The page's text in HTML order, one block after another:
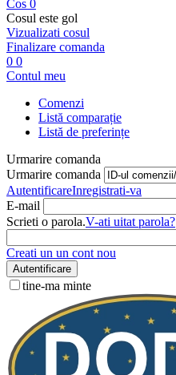
Cos 0
Cosul este gol
Vizualizati cosul
Finalizare comanda
0 0
Contul meu
Comenzi
Listă comparație
Listă de preferințe
Urmarire comanda
Urmarire comanda
AutentificareInregistrati-va
E-mail
Scrieti o parola.V-ati uitat parola?
Creati un un cont nou
Autentificare
tine-ma minte